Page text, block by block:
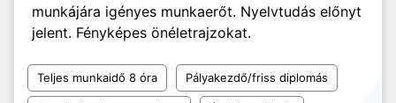
munkájára igényes munkaerőt. Nyelvtudás előnyt
jelent. Fényképes önéletrajzokat.
Teljes munkaidő 8 óra Pályakezdő/friss diplomás